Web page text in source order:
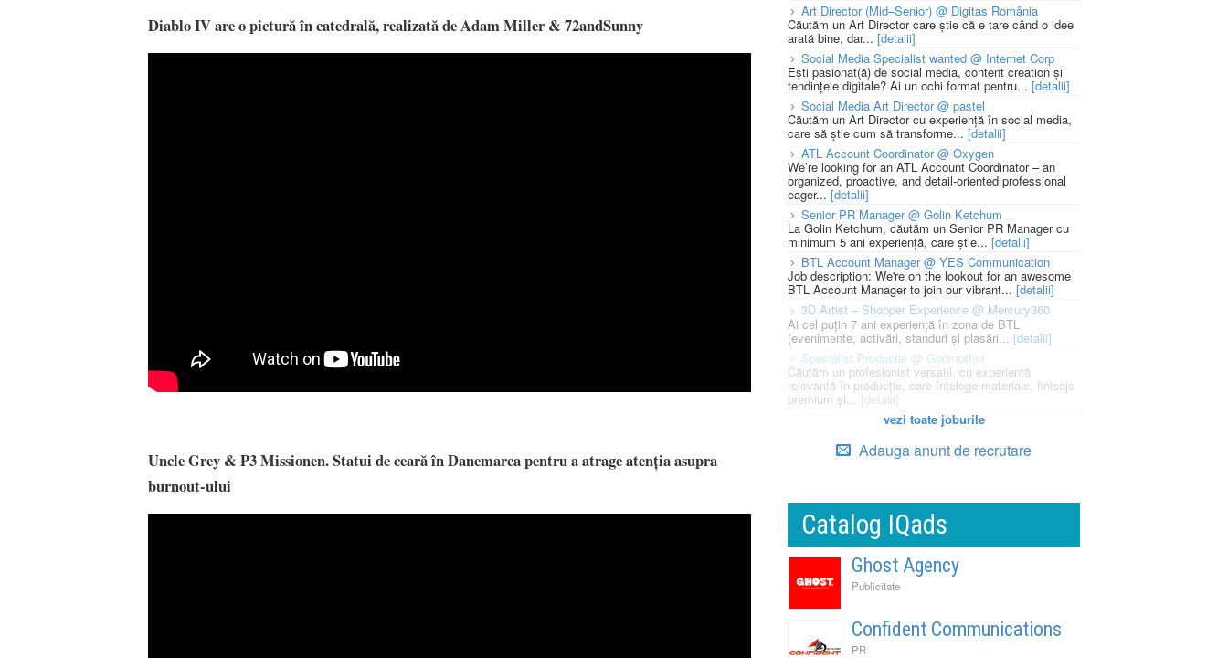
Diablo IV are o pictură în catedrală, realizată de Adam Miller & 72andSunny
Uncle Grey & P3 Missionen. Statui de ceară în Danemarca pentru a atrage atenția asupra
burnout-ului
Art Director (Mid–Senior) @ Digitas România
Căutăm un Art Director care știe că e tare când o idee
arată bine, dar... [detalii]
Social Media Specialist wanted @ Internet Corp
Ești pasionat(ă) de social media, content creation și
tendințele digitale? Ai un ochi format pentru... [detalii]
Social Media Art Director @ pastel
Căutăm un Art Director cu experiență în social media,
care să știe cum să transforme... [detalii]
ATL Account Coordinator @ Oxygen
We’re looking for an ATL Account Coordinator – an
organized, proactive, and detail-oriented professional
eager... [detalii]
Senior PR Manager @ Golin Ketchum
La Golin Ketchum, căutăm un Senior PR Manager cu
minimum 5 ani experiență, care știe... [detalii]
BTL Account Manager @ YES Communication
Job description: We're on the lookout for an awesome
BTL Account Manager to join our vibrant... [detalii]
3D Artist – Shopper Experience @ Mercury360
Ai cel puțin 7 ani experiență în zona de BTL
(evenimente, activări, standuri și plasări... [detalii]
Specialist Productie @ Godmother
Căutăm un profesionist versatil, cu experiență
relevantă în producție, care înțelege materiale, finisaje
premium și... [detalii]
vezi toate joburile
Adauga anunt de recrutare
Catalog IQads
Ghost Agency
Publicitate
Confident Communications
PR